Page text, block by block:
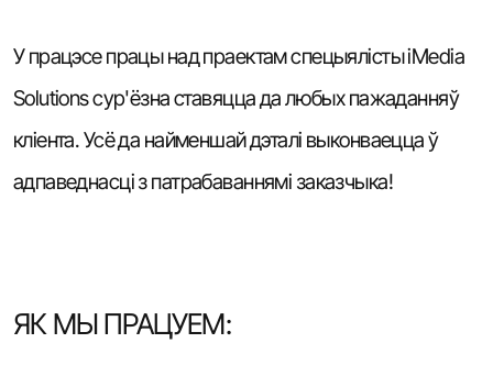
У працэсе працы над праектам спецыялісты iMedia
Solutions сур'ёзна ставяцца да любых пажаданняў
кліента. Усё да найменшай дэталі выконваецца ў
адпаведнасці з патрабаваннямі заказчыка!
ЯК МЫ ПРАЦУЕМ: